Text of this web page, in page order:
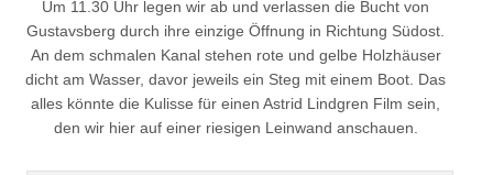
Um 11.30 Uhr legen wir ab und verlassen die Bucht von
Gustavsberg durch ihre einzige Öffnung in Richtung Südost.
An dem schmalen Kanal stehen rote und gelbe Holzhäuser
dicht am Wasser, davor jeweils ein Steg mit einem Boot. Das
alles könnte die Kulisse für einen Astrid Lindgren Film sein,
den wir hier auf einer riesigen Leinwand anschauen.